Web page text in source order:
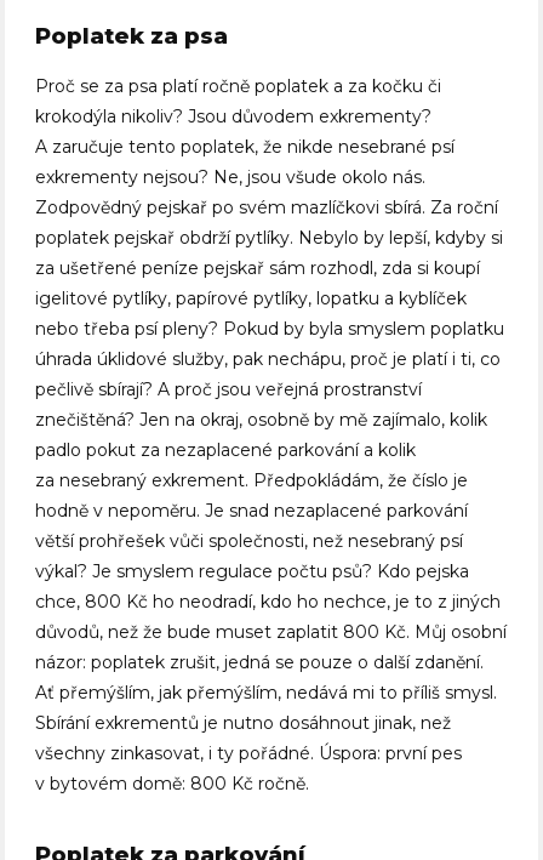
Poplatek za psa
Proč se za psa platí ročně poplatek a za kočku či
krokodýla nikoliv? Jsou důvodem exkrementy?
A zaručuje tento poplatek, že nikde nesebrané psí
exkrementy nejsou? Ne, jsou všude okolo nás.
Zodpovědný pejskař po svém mazlíčkovi sbírá. Za roční
poplatek pejskař obdrží pytlíky. Nebylo by lepší, kdyby si
za ušetřené peníze pejskař sám rozhodl, zda si koupí
igelitové pytlíky, papírové pytlíky, lopatku a kyblíček
nebo třeba psí pleny? Pokud by byla smyslem poplatku
úhrada úklidové služby, pak nechápu, proč je platí i ti, co
pečlivě sbírají? A proč jsou veřejná prostranství
znečištěná? Jen na okraj, osobně by mě zajímalo, kolik
padlo pokut za nezaplacené parkování a kolik
za nesebraný exkrement. Předpokládám, že číslo je
hodně v nepoměru. Je snad nezaplacené parkování
větší prohřešek vůči společnosti, než nesebraný psí
výkal? Je smyslem regulace počtu psů? Kdo pejska
chce, 800 Kč ho neodradí, kdo ho nechce, je to z jiných
důvodů, než že bude muset zaplatit 800 Kč. Můj osobní
názor: poplatek zrušit, jedná se pouze o další zdanění.
Ať přemýšlím, jak přemýšlím, nedává mi to příliš smysl.
Sbírání exkrementů je nutno dosáhnout jinak, než
všechny zinkasovat, i ty pořádné. Úspora: první pes
v bytovém domě: 800 Kč ročně.